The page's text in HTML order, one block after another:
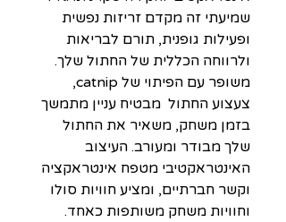
שמיעתי זה מקדם זריזות נפשית
ופעילות גופנית, תורם לבריאות
ולרווחה הכללית של החתול שלך.
משופר עם הפיתוי של catnip,
צעצוע החתול מבטיח עניין מתמשך
בזמן משחק, משאיר את החתול
שלך מבודר ומעורב. העיצוב
האינטראקטיבי מטפח אינטראקציה
וקשר חברתיים, ומציע חוויות סולו
וחוויות משחק משותפות כאחד.